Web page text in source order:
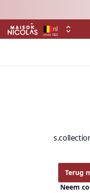
sinds 1822
nl
Terug
Neem